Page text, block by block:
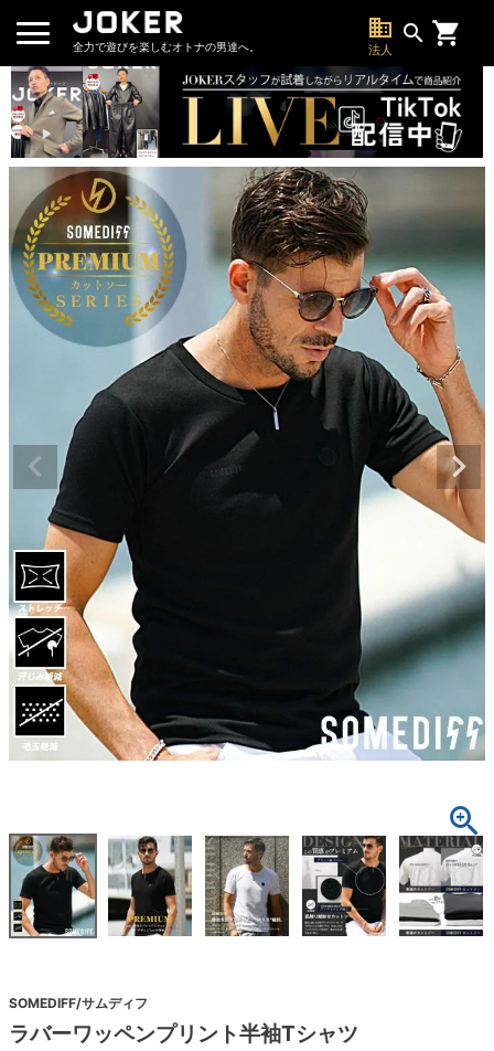
全力で遊びを楽しむオトナの男達へ。
business
法人
search
SOMEDIFF/サムディフ
ラバーワッペンプリント半袖Tシャツ